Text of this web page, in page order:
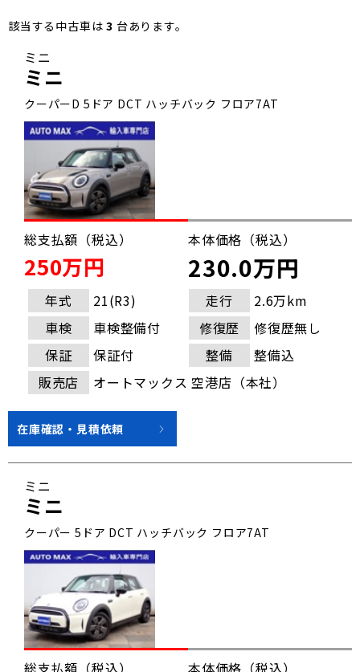
該当する中古車は3 台あります。
ミニ
ミニ
クーパーD 5ドア DCT ハッチバック フロア7AT
総支払額（税込）
250万円
本体価格（税込）
230.0万円
年式 21(R3) 走行
2.6万km
車検
車検整備付 修復歴
修復歴無し
保証
保証付 整備
整備込
販売店
オートマックス 空港店（本社）
在庫確認・見積依頼
ミニ
ミニ
クーパー 5ドア DCT ハッチバック フロア7AT
総支払額（税込） 本体価格（税込）